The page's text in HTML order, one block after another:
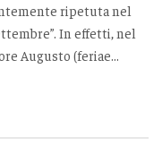
ripetuta nel
In effetti, nel
Augusto (feriae...